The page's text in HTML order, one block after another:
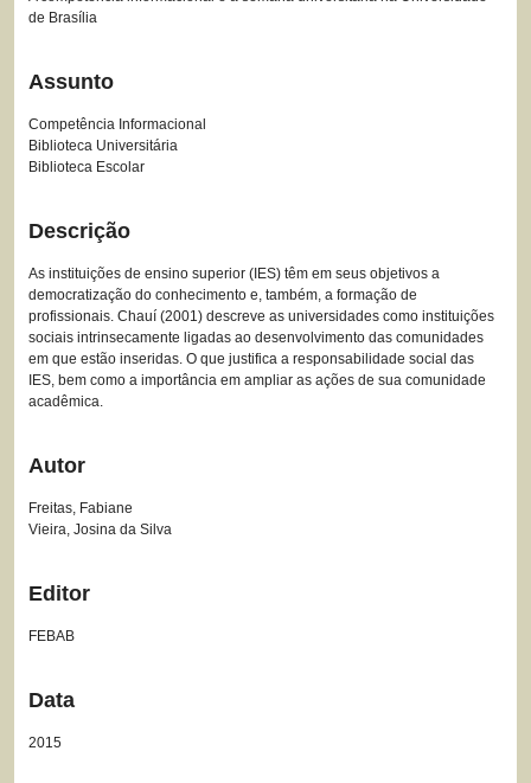
de Brasília
Assunto
Competência Informacional
Biblioteca Universitária
Biblioteca Escolar
Descrição
As instituições de ensino superior (IES) têm em seus objetivos a
democratização do conhecimento e, também, a formação de
profissionais. Chauí (2001) descreve as universidades como instituições
sociais intrinsecamente ligadas ao desenvolvimento das comunidades
em que estão inseridas. O que justifica a responsabilidade social das
IES, bem como a importância em ampliar as ações de sua comunidade
acadêmica.
Autor
Freitas, Fabiane
Vieira, Josina da Silva
Editor
FEBAB
Data
2015